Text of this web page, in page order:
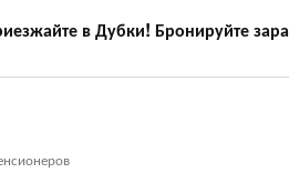
в Дубки! Бронируйте